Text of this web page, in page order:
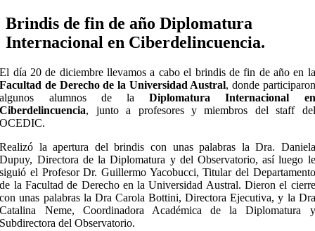
Brindis de fin de año Diplomatura
Internacional en Ciberdelincuencia.
El día 20 de diciembre llevamos a cabo el brindis de fin de año en la
Facultad de Derecho de la Universidad Austral, donde participaron
algunos alumnos de laDiplomatura Internacional en
Ciberdelincuencia, junto a profesores y miembros del staff del
OCEDIC.
Realizó la apertura del brindis con unas palabras la Dra. Daniela
Dupuy, Directora de la Diplomatura y del Observatorio, así luego le
siguió el Profesor Dr. Guillermo Yacobucci, Titular del Departamento
de la Facultad de Derecho en la Universidad Austral. Dieron el cierre
con unas palabras la Dra Carola Bottini, Directora Ejecutiva, y la Dra
Catalina Neme, Coordinadora Académica de la Diplomatura y
Subdirectora del Observatorio.